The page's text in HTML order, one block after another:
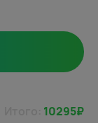
10295₽